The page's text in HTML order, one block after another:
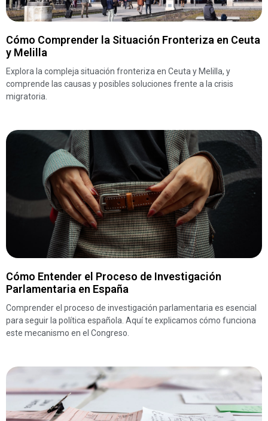
Cómo Comprender la Situación Fronteriza en Ceuta
y Melilla
Explora la compleja situación fronteriza en Ceuta y Melilla, y
comprende las causas y posibles soluciones frente a la crisis
migratoria.
Cómo Entender el Proceso de Investigación
Parlamentaria en España
Comprender el proceso de investigación parlamentaria es esencial
para seguir la política española. Aquí te explicamos cómo funciona
este mecanismo en el Congreso.